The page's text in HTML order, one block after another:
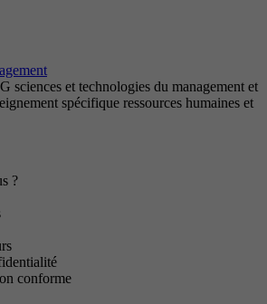
sciences et technologies du management et
spécifique ressources humaines et
?
conforme